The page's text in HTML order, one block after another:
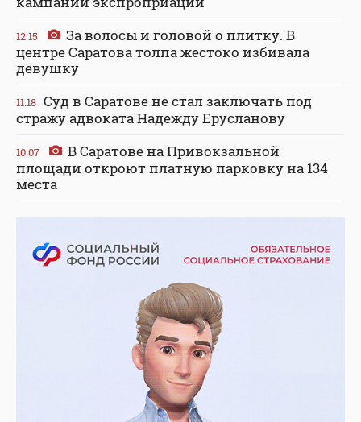
12:15
За волосы и головой о плитку. В
центре Саратова толпа жестоко избивала
девушку
11:18 Суд в Саратове не стал заключать под
стражу адвоката Надежду Ерусланову
10:07
В Саратове на Привокзальной
площади откроют платную парковку на 134
места